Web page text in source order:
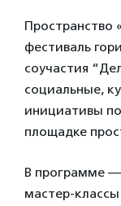
Пространство
фестиваль
соучастия
социальные,
инициативы
площадке
В программе
мастер-